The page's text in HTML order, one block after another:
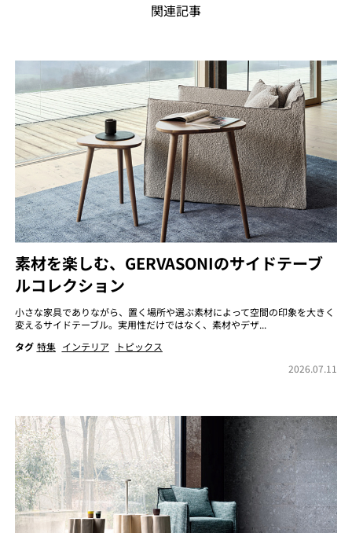
関連記事
素材を楽しむ、GERVASONIのサイドテーブ
ルコレクション
小さな家具でありながら、置く場所や選ぶ素材によって空間の印象を大きく
変えるサイドテーブル。実用性だけではなく、素材やデザ...
タグ 特集 インテリア
トピックス
2026.07.11